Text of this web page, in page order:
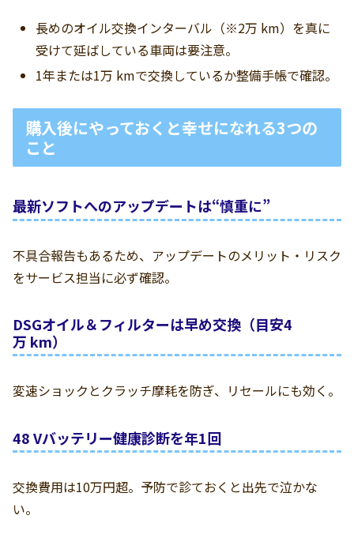
長めのオイル交換インターバル（※2万 km）を真に
受けて延ばしている車両は要注意。
1年または1万 kmで交換しているか整備手帳で確認。
購入後にやっておくと幸せになれる3つの
こと
最新ソフトへのアップデートは“慎重に”
不具合報告もあるため、アップデートのメリット・リスク
をサービス担当に必ず確認。
DSGオイル＆フィルターは早め交換（目安4
万 km）
変速ショックとクラッチ摩耗を防ぎ、リセールにも効く。
48 Vバッテリー健康診断を年1回
交換費用は10万円超。予防で診ておくと出先で泣かな
い。